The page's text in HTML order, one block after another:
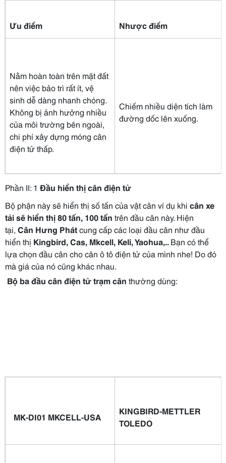
Ưu điểm Nhược điểm
Nằm hoàn toàn trên mặt đất
nên việc bảo trì rất ít, vệ
sinh dễ dàng nhanh chóng.
Không bị ảnh hưởng nhiều
của môi trường bên ngoài,
chi phí xây dựng móng cân
điện tử thấp.
Chiếm nhiều diện tích làm
đường dốc lên xuống.
Phần II: 1 Đầu hiển thị cân điện tử
Bộ phận này sẽ hiển thị số tấn của vật cân ví dụ khi cân xe
tải sẽ hiển thị 80 tấn, 100 tấn trên đầu cân này. Hiện
tại, Cân Hưng Phátcung cấp các loại đầu cân như đầu
hiển thị Kingbird, Cas, Mkcell, Keli, Yaohua,..Bạn có thể
lựa chọn đầu cân cho cân ô tô điện tử của mình nhe! Do đó
mà giá của nó cũng khác nhau.
Bộ ba đầu cân điện tử trạm cân thường dùng:
MK-DI01 MKCELL-USA
KINGBIRD-METTLER
TOLEDO